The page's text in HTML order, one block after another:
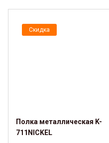
Скидка
Полка металлическая K-
711NICKEL